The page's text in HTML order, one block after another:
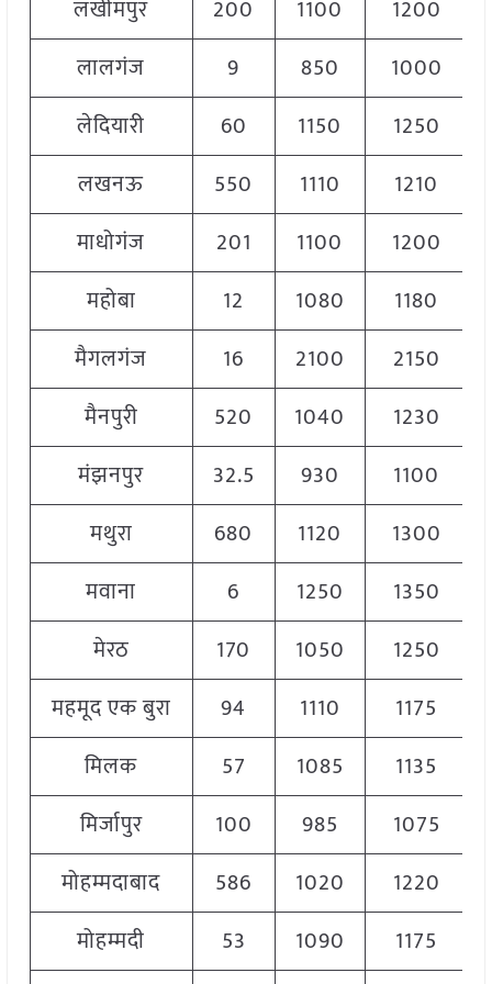
लखीमपुर 200 1100 1200
लालगंज
9 850
1000
लेदियारी
60 1150 1250
लखनऊ
550 1110 1210
माधोगंज
201 1100 1200
महोबा
12 1080
1180
मैगलगंज
16 2100 2150
मैनपुरी
520 1040 1230
मंझनपुर
32.5 930 1100
मथुरा
680 1120 1300
मवाना
6 1250 1350
मेरठ
170 1050 1250
महमूद एक बुरा
94 1110 1175
मिलक
57 1085
1135
मिर्जापुर
100 985 1075
मोहम्मदाबाद
586 1020 1220
मोहम्मदी
53 1090
1175